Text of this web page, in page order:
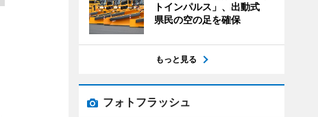
トインパルス」、出動式
県民の空の足を確保
もっと見る
フォトフラッシュ